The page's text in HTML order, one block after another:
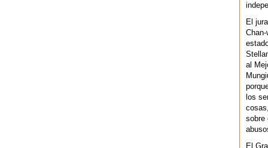
El
al
los
sobre
El